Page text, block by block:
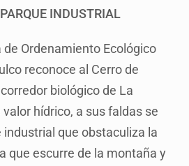
INDUSTRIAL
Ordenamiento Ecológico
reconoce al Cerro de
biológico de La
hídrico, a sus faldas se
que obstaculiza la
que escurre de la montaña y